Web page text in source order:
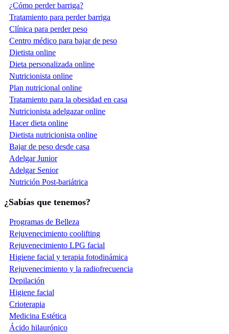
¿Cómo perder barriga?
Tratamiento para perder barriga
Clínica para perder peso
Centro médico para bajar de peso
Dietista online
Dieta personalizada online
Nutricionista online
Plan nutricional online
Tratamiento para la obesidad en casa
Nutricionista adelgazar online
Hacer dieta online
Dietista nutricionista online
Bajar de peso desde casa
Adelgar Junior
Adelgar Senior
Nutrición Post-bariátrica
¿Sabías que tenemos?
Programas de Belleza
Rejuvenecimiento coolifting
Rejuvenecimiento LPG facial
Higiene facial y terapia fotodinámica
Rejuvenecimiento y la radiofrecuencia
Depilación
Higiene facial
Crioterapia
Medicina Estética
Ácido hilaurónico